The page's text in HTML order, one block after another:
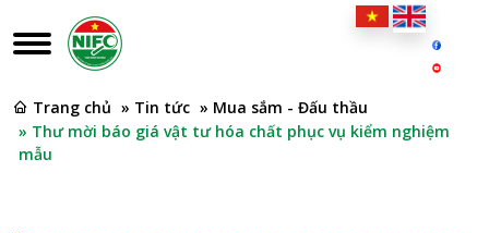
Trang chủ » Tin tức » Mua sắm - Đấu thầu
» Thư mời báo giá vật tư hóa chất phục vụ kiểm nghiệm
mẫu